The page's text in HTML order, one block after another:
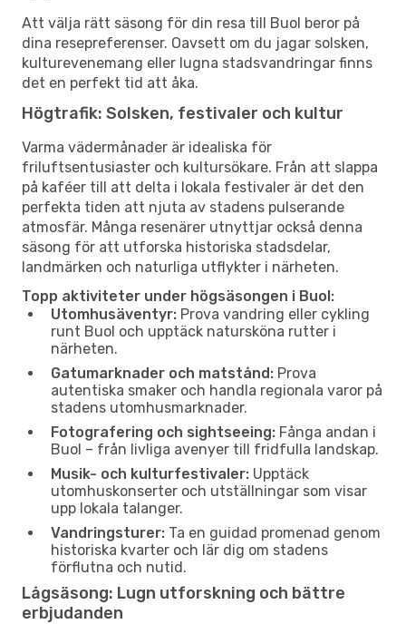
Att välja rätt säsong för din resa till Buol beror på
dina resepreferenser. Oavsett om du jagar solsken,
kulturevenemang eller lugna stadsvandringar finns
det en perfekt tid att åka.
Högtrafik: Solsken, festivaler och kultur
Varma vädermånader är idealiska för
friluftsentusiaster och kultursökare. Från att slappa
på kaféer till att delta i lokala festivaler är det den
perfekta tiden att njuta av stadens pulserande
atmosfär. Många resenärer utnyttjar också denna
säsong för att utforska historiska stadsdelar,
landmärken och naturliga utflykter i närheten.
Topp aktiviteter under högsäsongen i Buol:
Utomhusäventyr: Prova vandring eller cykling
runt Buol och upptäck natursköna rutter i
närheten.
Gatumarknader och matstånd: Prova
autentiska smaker och handla regionala varor på
stadens utomhusmarknader.
Fotografering och sightseeing: Fånga andan i
Buol – från livliga avenyer till fridfulla landskap.
Musik- och kulturfestivaler: Upptäck
utomhuskonserter och utställningar som visar
upp lokala talanger.
Vandringsturer: Ta en guidad promenad genom
historiska kvarter och lär dig om stadens
förflutna och nutid.
Lågsäsong: Lugn utforskning och bättre
erbjudanden